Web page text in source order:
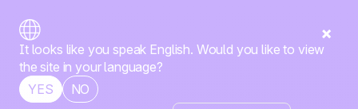
It looks like you speak English. Would you like to view
the site in your language?
YES
NO